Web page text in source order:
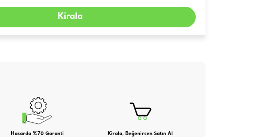
Kirala
Hasarda %70 Garanti Kirala, Beğenirsen Satın Al